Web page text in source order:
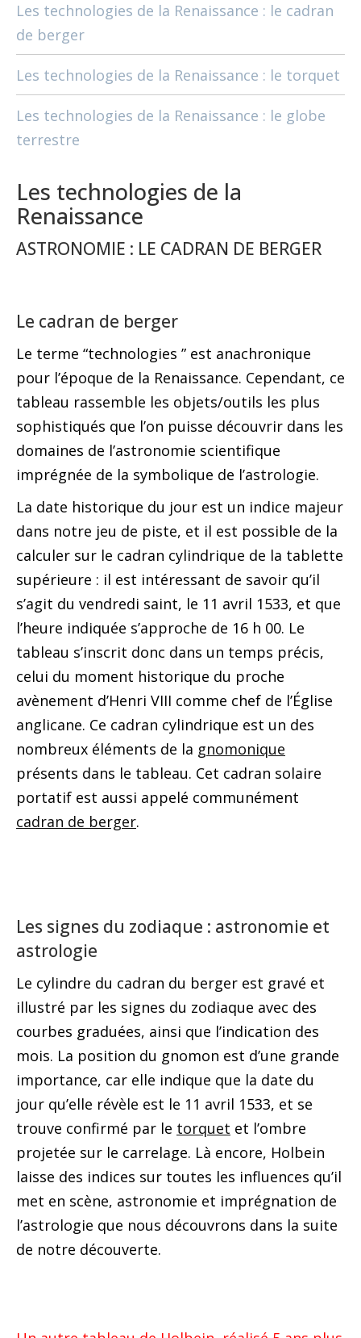
Les technologies de la Renaissance : le cadran
de berger
Les technologies de la Renaissance : le torquet
Les technologies de la Renaissance : le globe
terrestre
Les technologies de la
Renaissance
ASTRONOMIE : LE CADRAN DE BERGER
Le cadran de berger
Le terme “technologies ” est anachronique
pour l’époque de la Renaissance. Cependant, ce
tableau rassemble les objets/outils les plus
sophistiqués que l’on puisse découvrir dans les
domaines de l’astronomie scientifique
imprégnée de la symbolique de l’astrologie.
La date historique du jour est un indice majeur
dans notre jeu de piste, et il est possible de la
calculer sur le cadran cylindrique de la tablette
supérieure : il est intéressant de savoir qu’il
s’agit du vendredi saint, le 11 avril 1533, et que
l’heure indiquée s’approche de 16 h 00. Le
tableau s’inscrit donc dans un temps précis,
celui du moment historique du proche
avènement d’Henri VIII comme chef de l’Église
anglicane. Ce cadran cylindrique est un des
nombreux éléments de la gnomonique
présents dans le tableau. Cet cadran solaire
portatif est aussi appelé communément
cadran de berger.
Les signes du zodiaque : astronomie et
astrologie
Le cylindre du cadran du berger est gravé et
illustré par les signes du zodiaque avec des
courbes graduées, ainsi que l’indication des
mois. La position du gnomon est d’une grande
importance, car elle indique que la date du
jour qu’elle révèle est le 11 avril 1533, et se
trouve confirmé par le torquet et l’ombre
projetée sur le carrelage. Là encore, Holbein
laisse des indices sur toutes les influences qu’il
met en scène, astronomie et imprégnation de
l’astrologie que nous découvrons dans la suite
de notre découverte.